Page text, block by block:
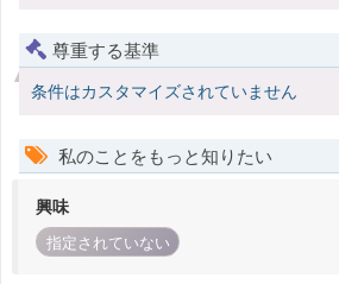
尊重する基準
条件はカスタマイズされていません
私のことをもっと知りたい
興味
指定されていない